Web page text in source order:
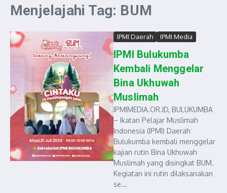
Menjelajahi Tag: BUM
IPMI Daerah IPMI Media
IPMI Bulukumba
Kembali Menggelar
Bina Ukhuwah
Muslimah
IPMIMEDIA.OR.ID, BULUKUMBA
– Ikatan Pelajar Muslimah
Indonesia (IPMI) Daerah
Bulukumba kembali menggelar
kajian rutin Bina Ukhuwah
Muslimah yang disingkat BUM.
Kegiatan ini rutin dilaksanakan
se...